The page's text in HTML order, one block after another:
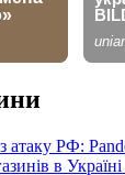
атаку РФ:
в Україні